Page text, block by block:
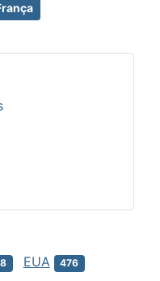
EUA 476